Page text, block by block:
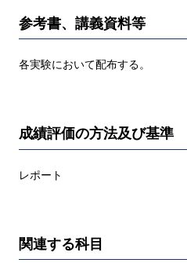
参考書、講義資料等
各実験において配布する。
成績評価の方法及び基準
レポート
関連する科目